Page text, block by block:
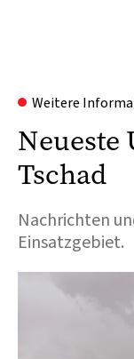
Weitere
Neueste
Tschad
Nachrichten
Einsatzgebiet.